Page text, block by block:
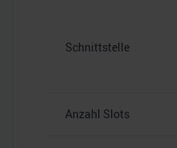
Schnittstelle
Anzahl Slots